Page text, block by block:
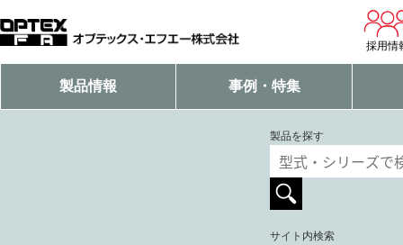
採用情
製品情報 事例・特集
製品を探す
サイト内検索